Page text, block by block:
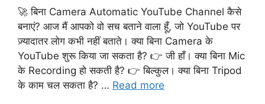
🚀 बिना Camera Automatic YouTube Channel कैसे
बनाएं? आज मैं आपको वो सच बताने वाला हूँ, जो YouTube पर
ज़्यादातर लोग कभी नहीं बताते। क्या बिना Camera के
YouTube शुरू किया जा सकता है? 👉 जी हाँ। क्या बिना Mic
के Recording हो सकती है? 👉 बिल्कुल। क्या बिना Tripod
के काम चल सकता है? … Read more